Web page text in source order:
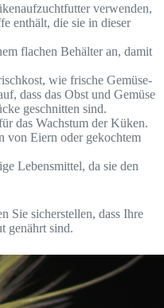
verwenden,
enthält, die sie in dieser
flachen Behälter an, damit
wie frische Gemüse-
dass das Obst und Gemüse
geschnitten sind.
das Wachstum der Küken.
von Eiern oder gekochtem
Lebensmittel, da sie den
Sie sicherstellen, dass Ihre
genährt sind.